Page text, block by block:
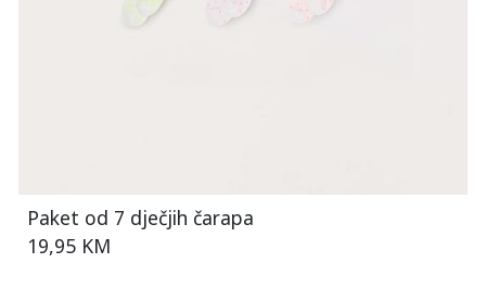
Paket od 7 dječjih čarapa
19,95 KM